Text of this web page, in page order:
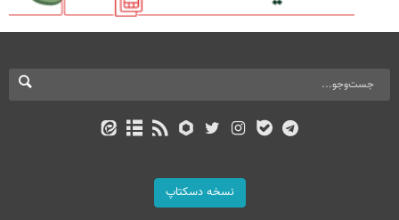
نسخه دسکتاپ